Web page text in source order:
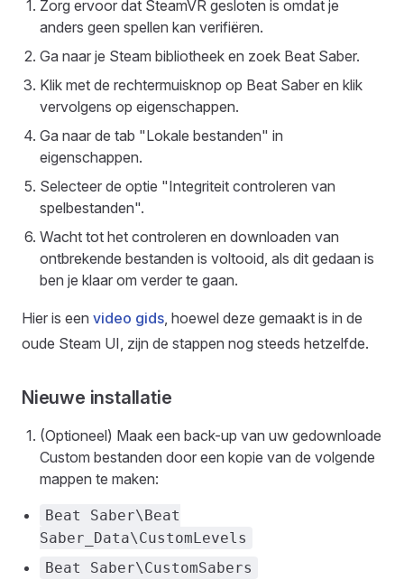
Zorg ervoor dat SteamVR gesloten is omdat je
anders geen spellen kan verifiëren.
Ga naar je Steam bibliotheek en zoek Beat Saber.
Klik met de rechtermuisknop op Beat Saber en klik
vervolgens op eigenschappen.
Ga naar de tab "Lokale bestanden" in
eigenschappen.
Selecteer de optie "Integriteit controleren van
spelbestanden".
Wacht tot het controleren en downloaden van
ontbrekende bestanden is voltooid, als dit gedaan is
ben je klaar om verder te gaan.
Hier is een video gids, hoewel deze gemaakt is in de
oude Steam UI, zijn de stappen nog steeds hetzelfde.
Nieuwe installatie
(Optioneel) Maak een back-up van uw gedownloade
Custom bestanden door een kopie van de volgende
mappen te maken:
Beat Saber\Beat
Saber_Data\CustomLevels
Beat Saber\CustomSabers